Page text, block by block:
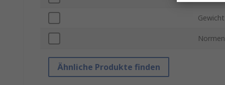
Gewicht
Ähnliche Produkte finden